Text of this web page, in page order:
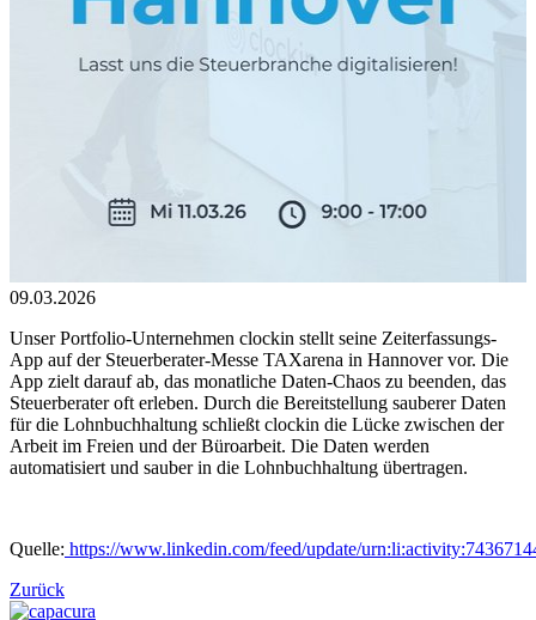
09.03.2026
Unser Portfolio-Unternehmen clockin stellt seine Zeiterfassungs-
App auf der Steuerberater-Messe TAXarena in Hannover vor. Die
App zielt darauf ab, das monatliche Daten-Chaos zu beenden, das
Steuerberater oft erleben. Durch die Bereitstellung sauberer Daten
für die Lohnbuchhaltung schließt clockin die Lücke zwischen der
Arbeit im Freien und der Büroarbeit. Die Daten werden
automatisiert und sauber in die Lohnbuchhaltung übertragen.
Quelle: https://www.linkedin.com/feed/update/
Zurück